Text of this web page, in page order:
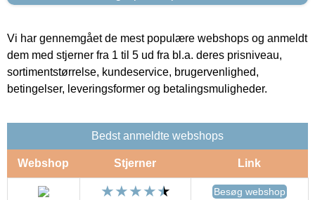
Vi har gennemgået de mest populære webshops og anmeldt
dem med stjerner fra 1 til 5 ud fra bl.a. deres prisniveau,
sortimentstørrelse, kundeservice, brugervenlighed,
betingelser, leveringsformer og betalingsmuligheder.
Bedst anmeldte webshops
Webshop Stjerner Link
Besøg webshop